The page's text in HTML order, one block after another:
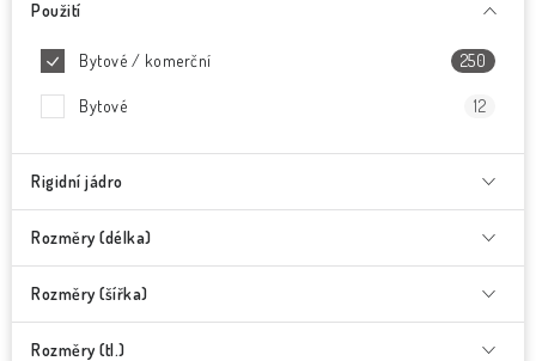
Použití
Bytové / komerční 250
Bytové 12
Rigidní jádro
Rozměry (délka)
Rozměry (šířka)
Rozměry (tl.)